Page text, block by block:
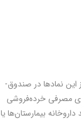
این نمادها در صندوق­
مصرفی خرده‌فروشی
بیمارستان‌ها یا